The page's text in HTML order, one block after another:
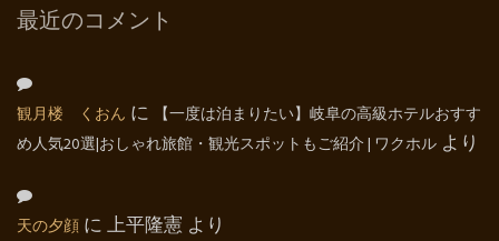
最近のコメント
観月楼 くおん に
【一度は泊まりたい】岐阜の高級ホテルおすす
め人気20選|おしゃれ旅館・観光スポットもご紹介 | ワクホル より
天の夕顔 に 上平隆憲 より